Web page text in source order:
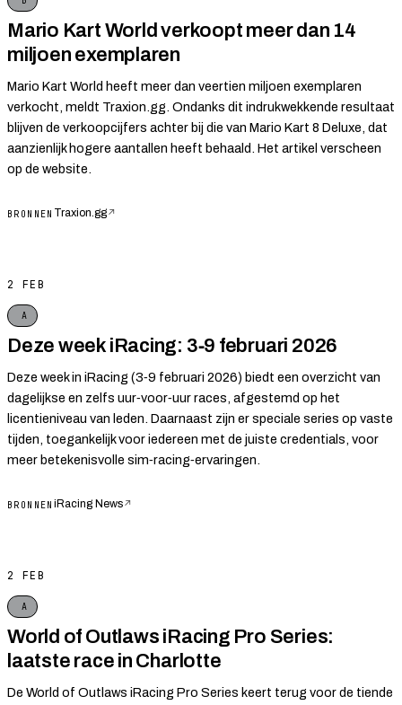
Mario Kart World verkoopt meer dan 14
miljoen exemplaren
Mario Kart World heeft meer dan veertien miljoen exemplaren
verkocht, meldt Traxion.gg. Ondanks dit indrukwekkende resultaat
blijven de verkoopcijfers achter bij die van Mario Kart 8 Deluxe, dat
aanzienlijk hogere aantallen heeft behaald. Het artikel verscheen
op de website.
BRONNEN Traxion.gg↗
2 FEB
A
Deze week iRacing: 3‑9 februari 2026
Deze week in iRacing (3‑9 februari 2026) biedt een overzicht van
dagelijkse en zelfs uur‑voor‑uur races, afgestemd op het
licentieniveau van leden. Daarnaast zijn er speciale series op vaste
tijden, toegankelijk voor iedereen met de juiste credentials, voor
meer betekenisvolle sim‑racing‑ervaringen.
BRONNEN iRacing News↗
2 FEB
A
World of Outlaws iRacing Pro Series:
laatste race in Charlotte
De World of Outlaws iRacing Pro Series keert terug voor de tiende